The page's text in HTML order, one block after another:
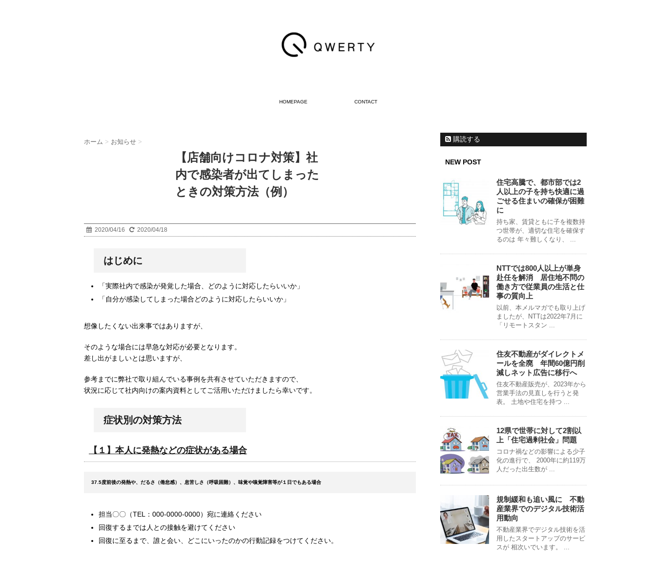
HOMEPAGE CONTACT
ホーム > お知らせ >
【店舗向けコロナ対策】社
内で感染者が出てしまった
ときの対策方法（例）
2020/04/16 2020/04/18
はじめに
「実際社内で感染が発覚した場合、どのように対応したらいいか」
「自分が感染してしまった場合どのように対応したらいいか」
想像したくない出来事ではありますが、
そのような場合には早急な対応が必要となります。
差し出がましいとは思いますが、
参考までに弊社で取り組んでいる事例を共有させていただきますので、
状況に応じて社内向けの案内資料としてご活用いただけましたら幸いです。
症状別の対策方法
【１】本人に発熱などの症状がある場合
37.5度前後の発熱や、だるさ（倦怠感）、息苦しさ（呼吸困難）、味覚や嗅覚障害等が１日でもある場合
担当〇〇（TEL：000-0000-0000）宛に連絡ください
回復するまでは人との接触を避けてください
回復に至るまで、誰と会い、どこにいったのかの行動記録をつけてください。
購読する
NEW POST
住宅高騰で、都市部では2
人以上の子を持ち快適に過
ごせる住まいの確保が困難
に
持ち家、賃貸ともに子を複数持
つ世帯が、適切な住宅を確保す
るのは 年々難しくなり、 ...
NTTでは800人以上が単身
赴任を解消 居住地不問の
働き方で従業員の生活と仕
事の質向上
以前、本メルマガでも取り上げ
ましたが、NTTは2022年7月に
「リモートスタン ...
住友不動産がダイレクトメ
ールを全廃 年間60億円削
減しネット広告に移行へ
住友不動産販売が、2023年から
営業手法の見直しを行うと発
表。 土地や住宅を持つ ...
12県で世帯に対して2割以
上「住宅過剰社会」問題
コロナ禍などの影響による少子
化の進行で、 2000年に約119万
人だった出生数が ...
規制緩和も追い風に 不動
産業界でのデジタル技術活
用動向
不動産業界でデジタル技術を活
用したスタートアップのサービ
スが 相次いでいます。 ...